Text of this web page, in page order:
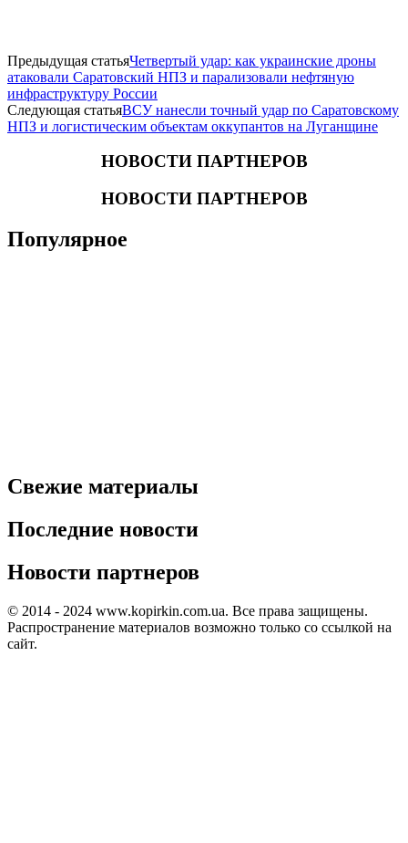
Предыдущая статьяЧетвертый удар: как украинские дроны
атаковали Саратовский НПЗ и парализовали нефтяную
инфраструктуру России
Следующая статьяВСУ нанесли точный удар по Саратовскому
НПЗ и логистическим объектам оккупантов на Луганщине
НОВОСТИ ПАРТНЕРОВ
НОВОСТИ ПАРТНЕРОВ
Популярное
Свежие материалы
Последние новости
Новости партнеров
© 2014 - 2024 www.kopirkin.com.ua. Все права защищены.
Распространение материалов возможно только со ссылкой на
сайт.